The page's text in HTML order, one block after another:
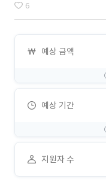
6
예상 금액
예상 기간
지원자 수